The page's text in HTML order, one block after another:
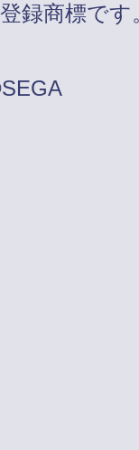
録商標です